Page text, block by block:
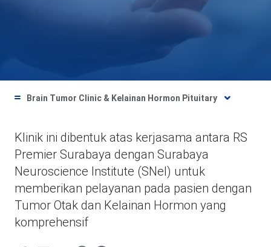
Brain Tumor Clinic & Kelainan Hormon Pituitary
Klinik ini dibentuk atas kerjasama antara RS
Premier Surabaya dengan Surabaya
Neuroscience Institute (SNeI) untuk
memberikan pelayanan pada pasien dengan
Tumor Otak dan Kelainan Hormon yang
komprehensif